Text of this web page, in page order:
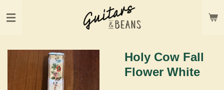
direct
hoofdinhoud
Holy Cow Fall
Flower White